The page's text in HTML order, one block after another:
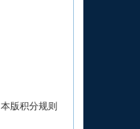
本版积分规则